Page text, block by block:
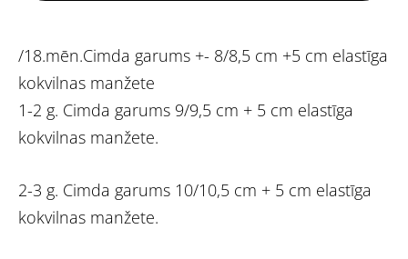
/18.mēn.Cimda garums +- 8/8,5 cm +5 cm elastīga
kokvilnas manžete
1-2 g. Cimda garums 9/9,5 cm + 5 cm elastīga
kokvilnas manžete.
2-3 g. Cimda garums 10/10,5 cm + 5 cm elastīga
kokvilnas manžete.